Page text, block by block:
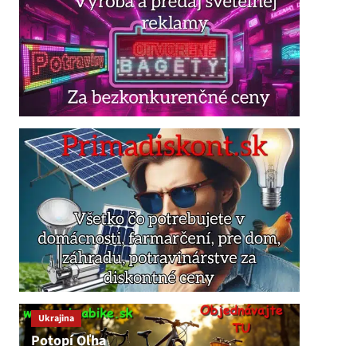
Ukrajina
Potopí Oľha